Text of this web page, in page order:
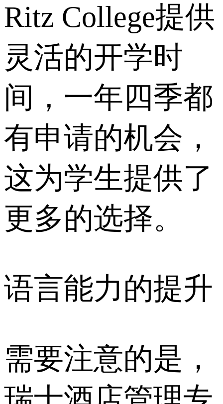
Ritz College提供
灵活的开学时
间，一年四季都
有申请的机会，
这为学生提供了
更多的选择。
语言能力的提升
需要注意的是，